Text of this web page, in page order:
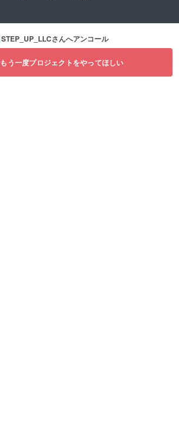
STEP_UP_LLCさんへアンコール
もう一度プロジェクトをやってほしい